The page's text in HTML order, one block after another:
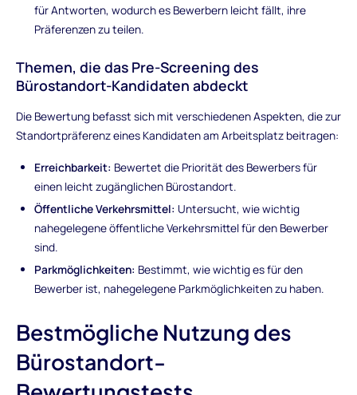
für Antworten, wodurch es Bewerbern leicht fällt, ihre
Präferenzen zu teilen.
Themen, die das Pre-Screening des
Bürostandort-Kandidaten abdeckt
Die Bewertung befasst sich mit verschiedenen Aspekten, die zur
Standortpräferenz eines Kandidaten am Arbeitsplatz beitragen:
Erreichbarkeit: Bewertet die Priorität des Bewerbers für
einen leicht zugänglichen Bürostandort.
Öffentliche Verkehrsmittel: Untersucht, wie wichtig
nahegelegene öffentliche Verkehrsmittel für den Bewerber
sind.
Parkmöglichkeiten: Bestimmt, wie wichtig es für den
Bewerber ist, nahegelegene Parkmöglichkeiten zu haben.
Bestmögliche Nutzung des
Bürostandort-